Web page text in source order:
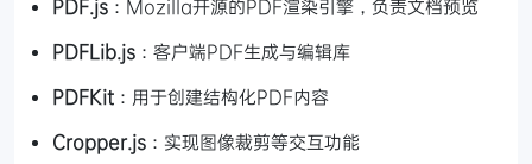
PDF.js ：Mozilla开源的PDF渲染引擎，负责文档预览
PDFLib.js ：客户端PDF生成与编辑库
PDFKit ：用于创建结构化PDF内容
Cropper.js ：实现图像裁剪等交互功能